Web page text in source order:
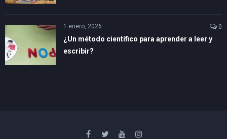
1 enero, 2026 0
¿Un método científico para aprender a leer y
escribir?